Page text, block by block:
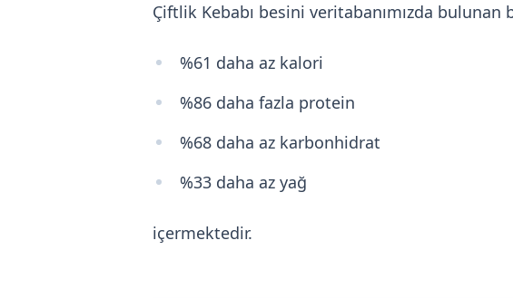
Çiftlik Kebabı besini veritabanımızda
%61 daha az kalori
%86 daha fazla protein
%68 daha az karbonhidrat
%33 daha az yağ
içermektedir.